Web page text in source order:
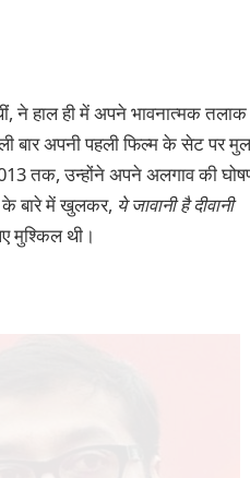
ने हाल ही में अपने भावनात्मक
बार अपनी पहली फिल्म के सेट पर
तक, उन्होंने अपने अलगाव की
बारे में खुलकर, ये जावानी है दीवानी
मुश्किल थी।